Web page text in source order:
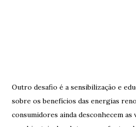
Outro desafio é a sensibilização e
sobre os benefícios das energias
consumidores ainda desconhecem as